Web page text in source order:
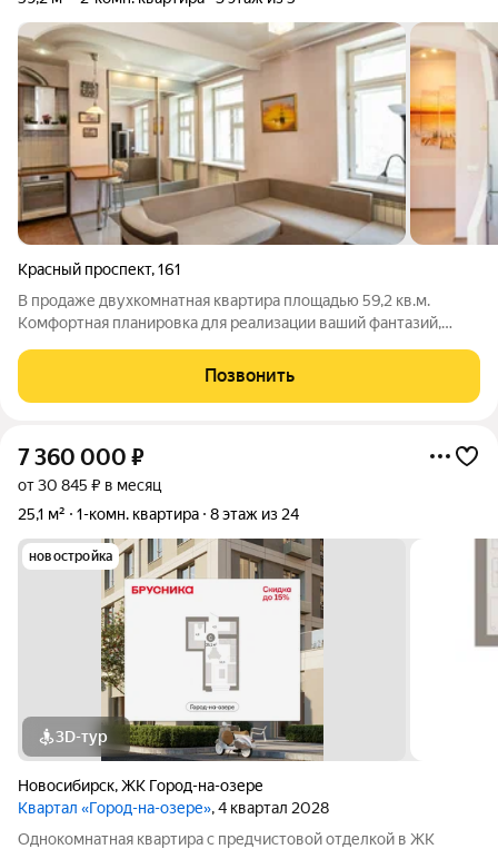
Красный проспект,161
В продаже двухкомнатная квартира площадью 59,2 кв.м.
Комфортная планировка для реализации ваший фантазий,
оснащена косметическим ремонтом, что позволяет новым
владельцам сразу заселиться или
Позвонить
7 360 000 ₽
от 30 845 ₽ в месяц
25,1 м²
1-комн. квартира 8 этаж из 24
новостройка
3D-тур
Новосибирск,ЖК Город-на-озере
Квартал «Город-на-озере», 4 квартал 2028
Однокомнатная квартира с предчистовой отделкой в ЖК